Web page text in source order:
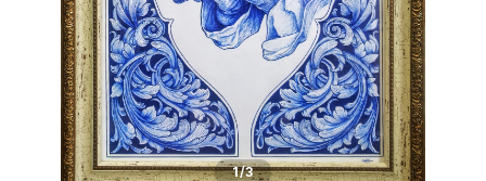
1/3